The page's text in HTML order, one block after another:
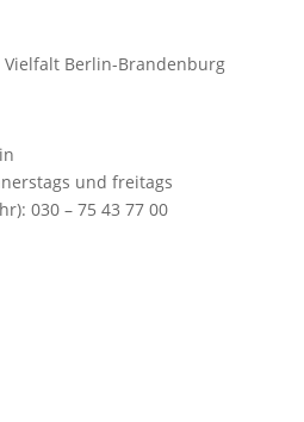
Vielfalt Berlin-Brandenburg
und freitags
030 – 75 43 77 00